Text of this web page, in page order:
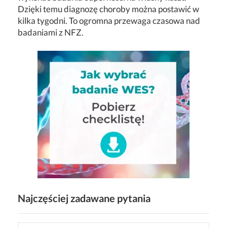
Dzięki temu diagnozę choroby można postawić w
kilka tygodni. To ogromna przewaga czasowa nad
badaniami z NFZ.
Najczęściej zadawane pytania